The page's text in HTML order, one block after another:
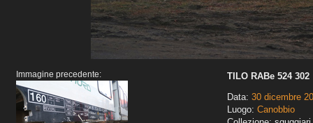
Immagine precedente:
TILO RABe 524 302
Data: 30 dicembre
Luogo: Canobbio